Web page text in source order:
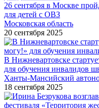
26 сентября в Москве
для детей с ОВЗ
Московская область
20 сентября 2025
В Нижневартовске
для обучения инвалидов
Ханты-Мансийский
18 сентября 2025